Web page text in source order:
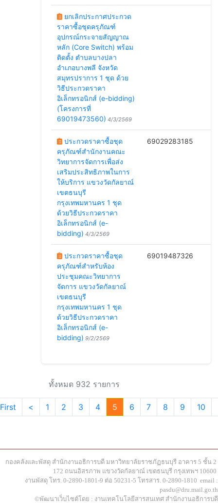
ยกเลิกประกาศประกวด
ราคาซื้อชุดครุภัณฑ์
อุปกรณ์กระจายสัญญาณ
หลัก (Core Switch) พร้อม
ติดตั้ง ตำบลบางปลา
อำเภอบางพลี จังหวัด
สมุทรปราการ 1 ชุด ด้วย
วิธีประกวดราคา
อิเล็กทรอนิกส์ (e-bidding)
(โครงการที่
69019473560) 4/3/2569
ประกวดราคาซื้อชุด
ครุภัณฑ์สำนักงานคณะ
วิทยาการจัดการเพื่อส่ง
เสริมประสิทธิภาพในการ
ให้บริการ แขวงวัดกัลยาณ์
เขตธนบุรี
กรุงเทพมหานคร 1 ชุด
ด้วยวิธีประกวดราคา
อิเล็กทรอนิกส์ (e-
bidding) 4/3/2569
69029283185
ประกวดราคาซื้อชุด
ครุภัณฑ์สำหรับห้อง
ประชุมคณะวิทยาการ
จัดการ แขวงวัดกัลยาณ์
เขตธนบุรี
กรุงเทพมหานคร 1 ชุด
ด้วยวิธีประกวดราคา
อิเล็กทรอนิกส์ (e-
bidding) 9/2/2569
69019487326
ทั้งหมด 932 รายการ
First < 1 2 3 4 5 6 7 8 9 10
กองคลังและพัสดุ สำนักงานอธิการบดี มหาวิทยาลัยราชภัฏธนบุรี อาคาร 5 ชั้น 2
172 ถนนอิสรภาพ แขวงวัดกัลยาณ์ เขตธนบุรี กรุงเทพฯ 10600
งานพัสดุ โทร. 0-2890-1801-9 ต่อ 50231-5 โทรสาร. 0-2890-1810 email :
pasdu@dru.mail.go.th
©พัฒนาเว็บไซต์โดย : งานเทคโนโลยีสารสนเทศ สำนักงานอธิการบดี